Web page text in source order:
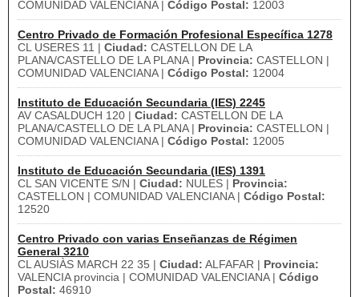
COMUNIDAD VALENCIANA | Código Postal: 12003
Centro Privado de Formación Profesional Específica 1278
CL USERES 11 | Ciudad: CASTELLON DE LA
PLANA/CASTELLO DE LA PLANA | Provincia: CASTELLON |
COMUNIDAD VALENCIANA | Código Postal: 12004
Instituto de Educación Secundaria (IES) 2245
AV CASALDUCH 120 | Ciudad: CASTELLON DE LA
PLANA/CASTELLO DE LA PLANA | Provincia: CASTELLON |
COMUNIDAD VALENCIANA | Código Postal: 12005
Instituto de Educación Secundaria (IES) 1391
CL SAN VICENTE S/N | Ciudad: NULES | Provincia:
CASTELLON | COMUNIDAD VALENCIANA | Código Postal:
12520
Centro Privado con varias Enseñanzas de Régimen
General 3210
CL AUSIÀS MARCH 22 35 | Ciudad: ALFAFAR | Provincia:
VALENCIA provincia | COMUNIDAD VALENCIANA | Código
Postal: 46910